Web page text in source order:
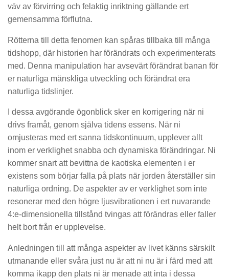
väv av förvirring och felaktig inriktning gällande ert
gemensamma förflutna.
Rötterna till detta fenomen kan spåras tillbaka till många
tidshopp, där historien har förändrats och experimenterats
med. Denna manipulation har avsevärt förändrat banan för
er naturliga mänskliga utveckling och förändrat era
naturliga tidslinjer.
I dessa avgörande ögonblick sker en korrigering när ni
drivs framåt, genom själva tidens essens. När ni
omjusteras med ert sanna tidskontinuum, upplever allt
inom er verklighet snabba och dynamiska förändringar. Ni
kommer snart att bevittna de kaotiska elementen i er
existens som börjar falla på plats när jorden återställer sin
naturliga ordning. De aspekter av er verklighet som inte
resonerar med den högre ljusvibrationen i ert nuvarande
4:e-dimensionella tillstånd tvingas att förändras eller faller
helt bort från er upplevelse.
Anledningen till att många aspekter av livet känns särskilt
utmanande eller svåra just nu är att ni nu är i färd med att
komma ikapp den plats ni är menade att inta i dessa